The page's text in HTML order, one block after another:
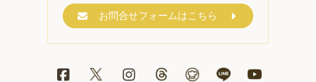
お問合せフォームはこちら